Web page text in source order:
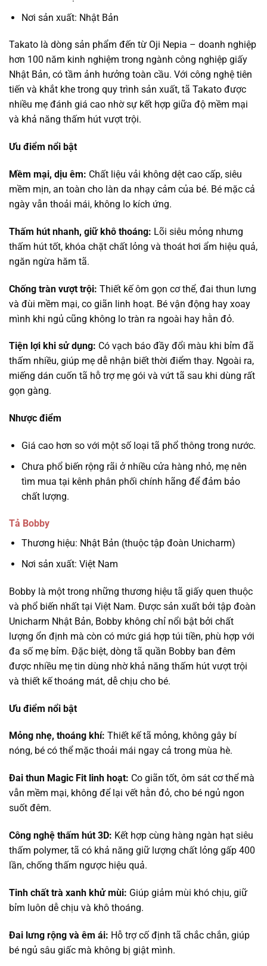
Nơi sản xuất: Nhật Bản
Takato là dòng sản phẩm đến từ Oji Nepia – doanh nghiệp
hơn 100 năm kinh nghiệm trong ngành công nghiệp giấy
Nhật Bản, có tầm ảnh hưởng toàn cầu. Với công nghệ tiên
tiến và khắt khe trong quy trình sản xuất, tã Takato được
nhiều mẹ đánh giá cao nhờ sự kết hợp giữa độ mềm mại
và khả năng thấm hút vượt trội.
Ưu điểm nổi bật
Mềm mại, dịu êm: Chất liệu vải không dệt cao cấp, siêu
mềm mịn, an toàn cho làn da nhạy cảm của bé. Bé mặc cả
ngày vẫn thoải mái, không lo kích ứng.
Thấm hút nhanh, giữ khô thoáng: Lõi siêu mỏng nhưng
thấm hút tốt, khóa chặt chất lỏng và thoát hơi ẩm hiệu quả,
ngăn ngừa hăm tã.
Chống tràn vượt trội: Thiết kế ôm gọn cơ thể, đai thun lưng
và đùi mềm mại, co giãn linh hoạt. Bé vận động hay xoay
mình khi ngủ cũng không lo tràn ra ngoài hay hằn đỏ.
Tiện lợi khi sử dụng: Có vạch báo đầy đổi màu khi bỉm đã
thấm nhiều, giúp mẹ dễ nhận biết thời điểm thay. Ngoài ra,
miếng dán cuốn tã hỗ trợ mẹ gói và vứt tã sau khi dùng rất
gọn gàng.
Nhược điểm
Giá cao hơn so với một số loại tã phổ thông trong nước.
Chưa phổ biến rộng rãi ở nhiều cửa hàng nhỏ, mẹ nên
tìm mua tại kênh phân phối chính hãng để đảm bảo
chất lượng.
Tả Bobby
Thương hiệu: Nhật Bản (thuộc tập đoàn Unicharm)
Nơi sản xuất: Việt Nam
Bobby là một trong những thương hiệu tã giấy quen thuộc
và phổ biến nhất tại Việt Nam. Được sản xuất bởi tập đoàn
Unicharm Nhật Bản, Bobby không chỉ nổi bật bởi chất
lượng ổn định mà còn có mức giá hợp túi tiền, phù hợp với
đa số mẹ bỉm. Đặc biệt, dòng tã quần Bobby ban đêm
được nhiều mẹ tin dùng nhờ khả năng thấm hút vượt trội
và thiết kế thoáng mát, dễ chịu cho bé.
Ưu điểm nổi bật
Mỏng nhẹ, thoáng khí: Thiết kế tã mỏng, không gây bí
nóng, bé có thể mặc thoải mái ngay cả trong mùa hè.
Đai thun Magic Fit linh hoạt: Co giãn tốt, ôm sát cơ thể mà
vẫn mềm mại, không để lại vết hằn đỏ, cho bé ngủ ngon
suốt đêm.
Công nghệ thấm hút 3D: Kết hợp cùng hàng ngàn hạt siêu
thấm polymer, tã có khả năng giữ lượng chất lỏng gấp 400
lần, chống thấm ngược hiệu quả.
Tinh chất trà xanh khử mùi: Giúp giảm mùi khó chịu, giữ
bỉm luôn dễ chịu và khô thoáng.
Đai lưng rộng và êm ái: Hỗ trợ cố định tã chắc chắn, giúp
bé ngủ sâu giấc mà không bị giật mình.